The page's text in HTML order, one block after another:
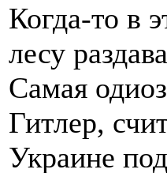
Когда-то в
лесу
Самая
Гитлер,
Украине